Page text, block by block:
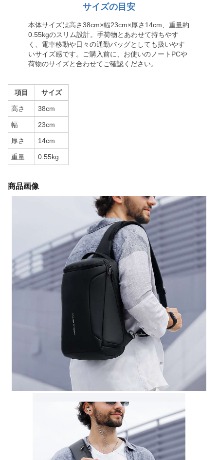
サイズの目安
本体サイズは高さ38cm×幅23cm×厚さ14cm、重量約
0.55kgのスリム設計。手荷物とあわせて持ちやす
く、電車移動や日々の通勤バッグとしても扱いやす
いサイズ感です。ご購入前に、お使いのノートPCや
荷物のサイズと合わせてご確認ください。
項目 サイズ
高さ 38cm
幅 23cm
厚さ 14cm
重量 0.55kg
商品画像